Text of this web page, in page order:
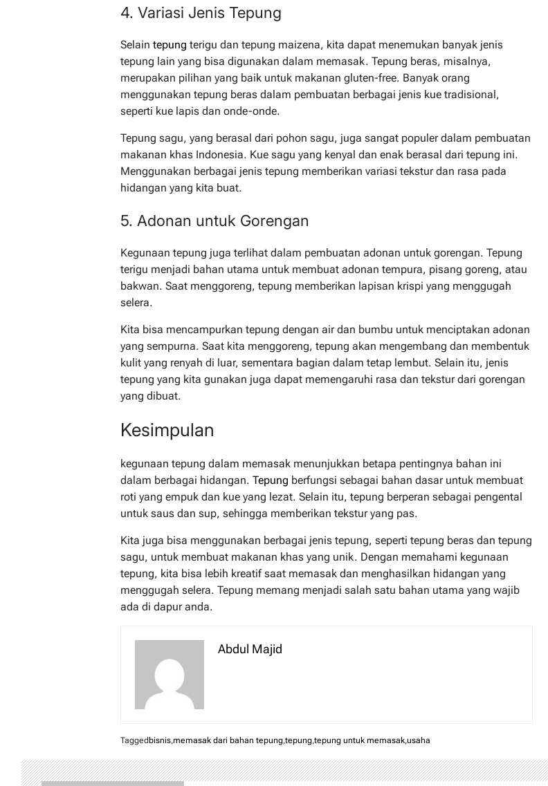
4. Variasi Jenis Tepung
Selain tepung terigu dan tepung maizena, kita dapat menemukan banyak jenis
tepung lain yang bisa digunakan dalam memasak. Tepung beras, misalnya,
merupakan pilihan yang baik untuk makanan gluten-free. Banyak orang
menggunakan tepung beras dalam pembuatan berbagai jenis kue tradisional,
seperti kue lapis dan onde-onde.
Tepung sagu, yang berasal dari pohon sagu, juga sangat populer dalam pembuatan
makanan khas Indonesia. Kue sagu yang kenyal dan enak berasal dari tepung ini.
Menggunakan berbagai jenis tepung memberikan variasi tekstur dan rasa pada
hidangan yang kita buat.
5. Adonan untuk Gorengan
Kegunaan tepung juga terlihat dalam pembuatan adonan untuk gorengan. Tepung
terigu menjadi bahan utama untuk membuat adonan tempura, pisang goreng, atau
bakwan. Saat menggoreng, tepung memberikan lapisan krispi yang menggugah
selera.
Kita bisa mencampurkan tepung dengan air dan bumbu untuk menciptakan adonan
yang sempurna. Saat kita menggoreng, tepung akan mengembang dan membentuk
kulit yang renyah di luar, sementara bagian dalam tetap lembut. Selain itu, jenis
tepung yang kita gunakan juga dapat memengaruhi rasa dan tekstur dari gorengan
yang dibuat.
Kesimpulan
kegunaan tepung dalam memasak menunjukkan betapa pentingnya bahan ini
dalam berbagai hidangan. Tepung berfungsi sebagai bahan dasar untuk membuat
roti yang empuk dan kue yang lezat. Selain itu, tepung berperan sebagai pengental
untuk saus dan sup, sehingga memberikan tekstur yang pas.
Kita juga bisa menggunakan berbagai jenis tepung, seperti tepung beras dan tepung
sagu, untuk membuat makanan khas yang unik. Dengan memahami kegunaan
tepung, kita bisa lebih kreatif saat memasak dan menghasilkan hidangan yang
menggugah selera. Tepung memang menjadi salah satu bahan utama yang wajib
ada di dapur anda.
Abdul Majid
Tagged bisnis,memasak dari bahan tepung,tepung,tepung untuk memasak,usaha